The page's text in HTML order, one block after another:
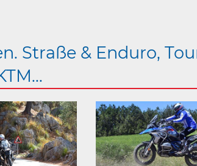
Straße & Enduro,